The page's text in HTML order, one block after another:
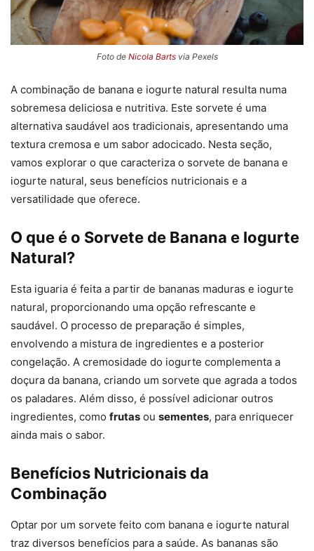
Foto de Nicola Bartsvia Pexels
A combinação de banana e iogurte natural resulta numa
sobremesa deliciosa e nutritiva. Este sorvete é uma
alternativa saudável aos tradicionais, apresentando uma
textura cremosa e um sabor adocicado. Nesta seção,
vamos explorar o que caracteriza o sorvete de banana e
iogurte natural, seus benefícios nutricionais e a
versatilidade que oferece.
O que é o Sorvete de Banana e Iogurte
Natural?
Esta iguaria é feita a partir de bananas maduras e iogurte
natural, proporcionando uma opção refrescante e
saudável. O processo de preparação é simples,
envolvendo a mistura de ingredientes e a posterior
congelação. A cremosidade do iogurte complementa a
doçura da banana, criando um sorvete que agrada a todos
os paladares. Além disso, é possível adicionar outros
ingredientes, como frutas ou sementes, para enriquecer
ainda mais o sabor.
Benefícios Nutricionais da
Combinação
Optar por um sorvete feito com banana e iogurte natural
traz diversos benefícios para a saúde. As bananas são